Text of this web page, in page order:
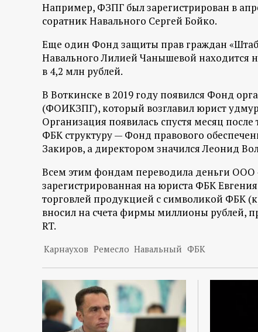
Например, ФЗПГ был зарегистрирован в
соратник Навального Сергей Бойко.
Еще один Фонд защиты прав граждан
Навального Лилией Чанышевой находится
в 4,2 млн рублей.
В Воткинске в 2019 году появился Фонд
(ФОИКЗПГ), который возглавил юрист
Организация появилась спустя месяц
ФБК структуру — Фонд правового
Закиров, а директором значился Леонид
Всем этим фондам переводила деньги ООО
зарегистрированная на юриста ФБК
торговлей продукцией с символикой ФБК
вносил на счета фирмы миллионы рублей,
RT.
Карнаухов Ремесло Навальный ФБК